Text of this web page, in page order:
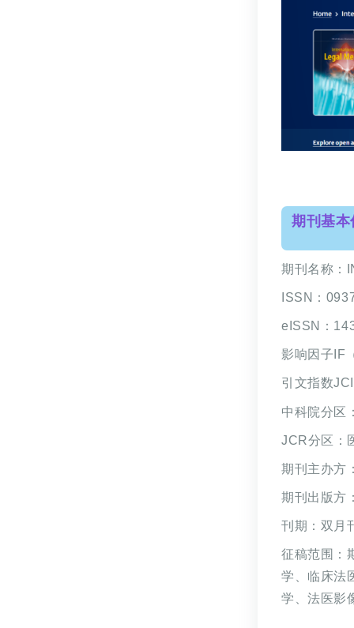
期刊基本
期刊名称：
ISSN：
eISSN：
影响因子IF
引文指数
中科院分区
JCR分区：
期刊主办方
期刊出版方
刊期：双月
征稿范围：
学、临床法
学、法医影